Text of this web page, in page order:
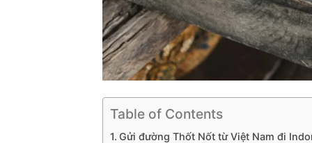
Table of Contents
Gửi đường Thốt Nốt từ Việt Nam đi